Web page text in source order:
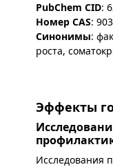
PubChem CID:
Номер CAS:
Синонимы:
роста,
Эффекты
Исследования